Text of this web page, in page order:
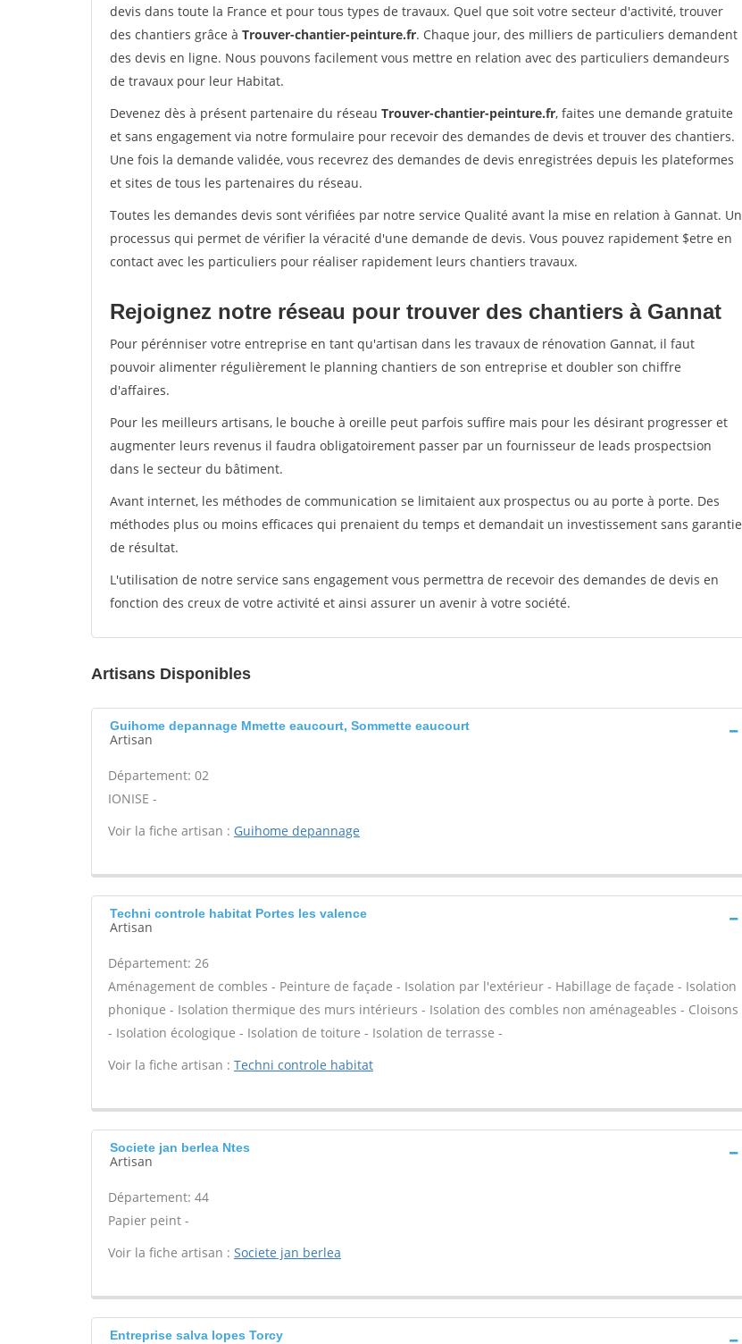
devis dans toute la France et pour tous types de travaux. Quel que soit votre secteur d'activité, trouver
des chantiers grâce à Trouver-chantier-peinture.fr. Chaque jour, des milliers de particuliers demandent
des devis en ligne. Nous pouvons facilement vous mettre en relation avec des particuliers demandeurs
de travaux pour leur Habitat.
Devenez dès à présent partenaire du réseau Trouver-chantier-peinture.fr, faites une demande gratuite
et sans engagement via notre formulaire pour recevoir des demandes de devis et trouver des chantiers.
Une fois la demande validée, vous recevrez des demandes de devis enregistrées depuis les plateformes
et sites de tous les partenaires du réseau.
Toutes les demandes devis sont vérifiées par notre service Qualité avant la mise en relation à Gannat. Un
processus qui permet de vérifier la véracité d'une demande de devis. Vous pouvez rapidement $etre en
contact avec les particuliers pour réaliser rapidement leurs chantiers travaux.
Rejoignez notre réseau pour trouver des chantiers à Gannat
Pour pérénniser votre entreprise en tant qu'artisan dans les travaux de rénovation Gannat, il faut
pouvoir alimenter régulièrement le planning chantiers de son entreprise et doubler son chiffre
d'affaires.
Pour les meilleurs artisans, le bouche à oreille peut parfois suffire mais pour les désirant progresser et
augmenter leurs revenus il faudra obligatoirement passer par un fournisseur de leads prospectsion
dans le secteur du bâtiment.
Avant internet, les méthodes de communication se limitaient aux prospectus ou au porte à porte. Des
méthodes plus ou moins efficaces qui prenaient du temps et demandait un investissement sans garantie
de résultat.
L'utilisation de notre service sans engagement vous permettra de recevoir des demandes de devis en
fonction des creux de votre activité et ainsi assurer un avenir à votre société.
Artisans Disponibles
Guihome depannage Mmette eaucourt, Sommette eaucourt
Artisan
Département: 02
IONISE -
Voir la fiche artisan : Guihome depannage
Techni controle habitat Portes les valence
Artisan
Département: 26
Aménagement de combles - Peinture de façade - Isolation par l'extérieur - Habillage de façade - Isolation
phonique - Isolation thermique des murs intérieurs - Isolation des combles non aménageables - Cloisons
- Isolation écologique - Isolation de toiture - Isolation de terrasse -
Voir la fiche artisan : Techni controle habitat
Societe jan berlea Ntes
Artisan
Département: 44
Papier peint -
Voir la fiche artisan : Societe jan berlea
Entreprise salva lopes Torcy